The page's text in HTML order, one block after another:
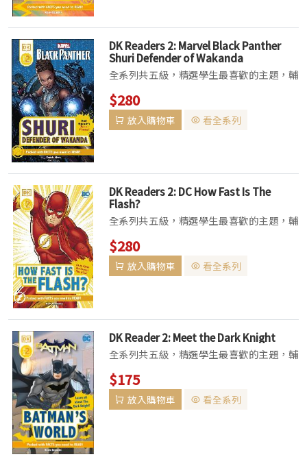
DK Readers 2: Marvel Black Panther
Shuri Defender of Wakanda
全系列共五級，精選學生最喜歡的主題，輔
以真實的照片、生動的插畫，適齡的故事內
容更能激發學生閱讀興趣。 Pre-Level
1：標記常見單字及跨頁的Picture Word
$280
放入購物車 看全系列
DK Readers 2: DC How Fast Is The
Flash?
全系列共五級，精選學生最喜歡的主題，輔
以真實的照片、生動的插畫，適齡的故事內
容更能激發學生閱讀興趣。 Pre-Level
1：標記常見單字及跨頁的Picture Word
$280
放入購物車 看全系列
DK Reader 2: Meet the Dark Knight
全系列共五級，精選學生最喜歡的主題，輔
以真實的照片、生動的插畫，適齡的故事內
容更能激發學生閱讀興趣。 Pre-Level
1：標記常見單字及跨頁的Picture Word
$175
放入購物車 看全系列